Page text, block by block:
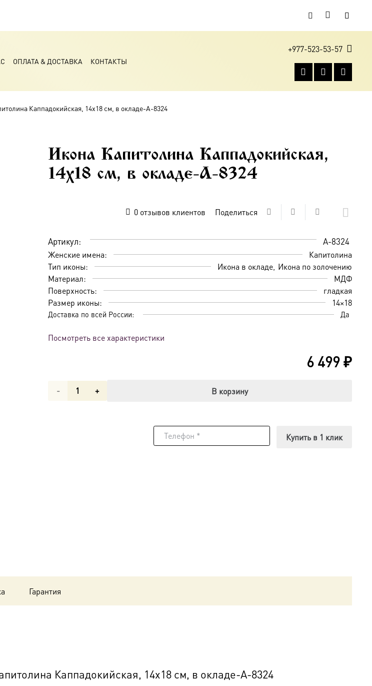
ОПЛАТА & ДОСТАВКА КОНТАКТЫ
+977-523-53-57
Каппадокийская, 14х18 см, в окладе-A-8324
Икона Капитолина Каппадокийская,
14х18 см, в окладе-A-8324
0отзывов клиентов Поделиться
Артикул: A-8324
Женские имена:
Капитолина
Тип иконы:
Икона в окладе Икона по золочению
Материал:
МДФ
Поверхность:
гладкая
Размер иконы:
14×18
Доставка по всей России: Да
Посмотреть все характеристики
6 499₽
Количество
В корзину
Купить в 1 клик
Гарантия
Каппадокийская, 14х18 см, в окладе-A-8324